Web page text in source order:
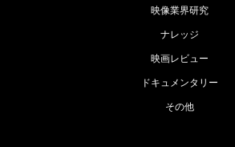
映像業界研究
ナレッジ
映画レビュー
ドキュメンタリー
その他